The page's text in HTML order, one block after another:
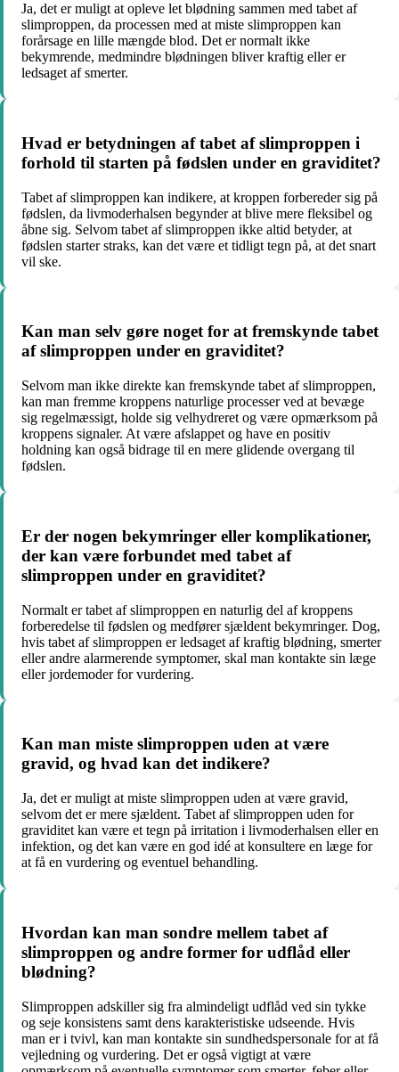
Ja, det er muligt at opleve let blødning sammen med tabet af
slimproppen, da processen med at miste slimproppen kan
forårsage en lille mængde blod. Det er normalt ikke
bekymrende, medmindre blødningen bliver kraftig eller er
ledsaget af smerter.
Hvad er betydningen af tabet af slimproppen i
forhold til starten på fødslen under en graviditet?
Tabet af slimproppen kan indikere, at kroppen forbereder sig på
fødslen, da livmoderhalsen begynder at blive mere fleksibel og
åbne sig. Selvom tabet af slimproppen ikke altid betyder, at
fødslen starter straks, kan det være et tidligt tegn på, at det snart
vil ske.
Kan man selv gøre noget for at fremskynde tabet
af slimproppen under en graviditet?
Selvom man ikke direkte kan fremskynde tabet af slimproppen,
kan man fremme kroppens naturlige processer ved at bevæge
sig regelmæssigt, holde sig velhydreret og være opmærksom på
kroppens signaler. At være afslappet og have en positiv
holdning kan også bidrage til en mere glidende overgang til
fødslen.
Er der nogen bekymringer eller komplikationer,
der kan være forbundet med tabet af
slimproppen under en graviditet?
Normalt er tabet af slimproppen en naturlig del af kroppens
forberedelse til fødslen og medfører sjældent bekymringer. Dog,
hvis tabet af slimproppen er ledsaget af kraftig blødning, smerter
eller andre alarmerende symptomer, skal man kontakte sin læge
eller jordemoder for vurdering.
Kan man miste slimproppen uden at være
gravid, og hvad kan det indikere?
Ja, det er muligt at miste slimproppen uden at være gravid,
selvom det er mere sjældent. Tabet af slimproppen uden for
graviditet kan være et tegn på irritation i livmoderhalsen eller en
infektion, og det kan være en god idé at konsultere en læge for
at få en vurdering og eventuel behandling.
Hvordan kan man sondre mellem tabet af
slimproppen og andre former for udflåd eller
blødning?
Slimproppen adskiller sig fra almindeligt udflåd ved sin tykke
og seje konsistens samt dens karakteristiske udseende. Hvis
man er i tvivl, kan man kontakte sin sundhedspersonale for at få
vejledning og vurdering. Det er også vigtigt at være